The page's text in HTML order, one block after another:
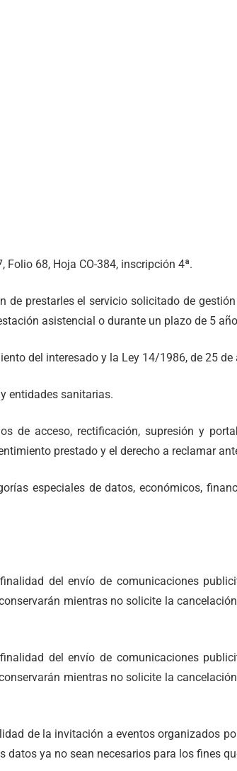
68, Hoja CO-384, inscripción 4ª.
prestarles el servicio solicitado de
asistencial o durante un plazo de 5
del interesado y la Ley 14/1986, de 25 de
entidades sanitarias.
de acceso, rectificación, supresión y
prestado y el derecho a reclamar
especiales de datos, económicos,
del envío de comunicaciones
mientras no solicite la
del envío de comunicaciones
mientras no solicite la
de la invitación a eventos organizados
ya no sean necesarios para los fines